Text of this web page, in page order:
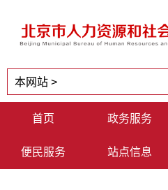
首页 政务服务
便民服务 站点信息